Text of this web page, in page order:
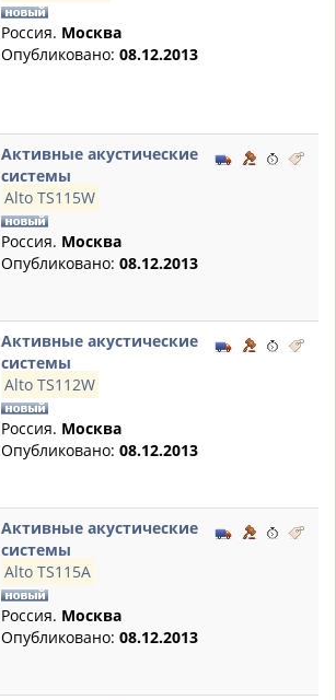
Россия. Москва
Опубликовано: 08.12.2013
Активные акустические
системы
Alto TS115W
Россия. Москва
Опубликовано: 08.12.2013
Активные акустические
системы
Alto TS112W
Россия. Москва
Опубликовано: 08.12.2013
Активные акустические
системы
Alto TS115A
Россия. Москва
Опубликовано: 08.12.2013